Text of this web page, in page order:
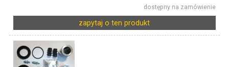
dostępny na zamówienie
zapytaj o ten produkt